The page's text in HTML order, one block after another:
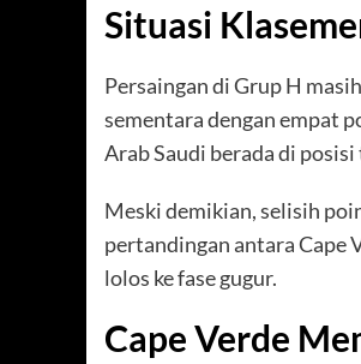
Situasi
Persaingan di Grup H
sementara dengan empat
Arab Saudi berada di
Meski demikian, selisih
pertandingan antara Cape
lolos ke fase gugur.
Cape Verde